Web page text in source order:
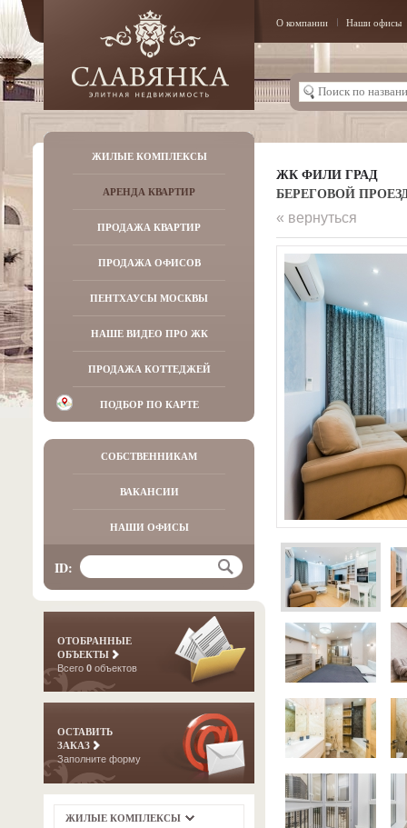
О компании Наши офисы
ЖИЛЫЕ КОМПЛЕКСЫ
АРЕНДА КВАРТИР
ПРОДАЖА КВАРТИР
ПРОДАЖА ОФИСОВ
ПЕНТХАУСЫ МОСКВЫ
НАШЕ ВИДЕО ПРО ЖК
ПРОДАЖА КОТТЕДЖЕЙ
ПОДБОР ПО КАРТЕ
СОБСТВЕННИКАМ
ВАКАНСИИ
НАШИ ОФИСЫ
ID:
ОТОБРАННЫЕ
ОБЪЕКТЫ
Всего 0 объектов
ОСТАВИТЬ
ЗАКАЗ
Заполните форму
ЖИЛЫЕ КОМПЛЕКСЫ
ЖК ФИЛИ ГРАД
БЕРЕГОВОЙ
« вернуться